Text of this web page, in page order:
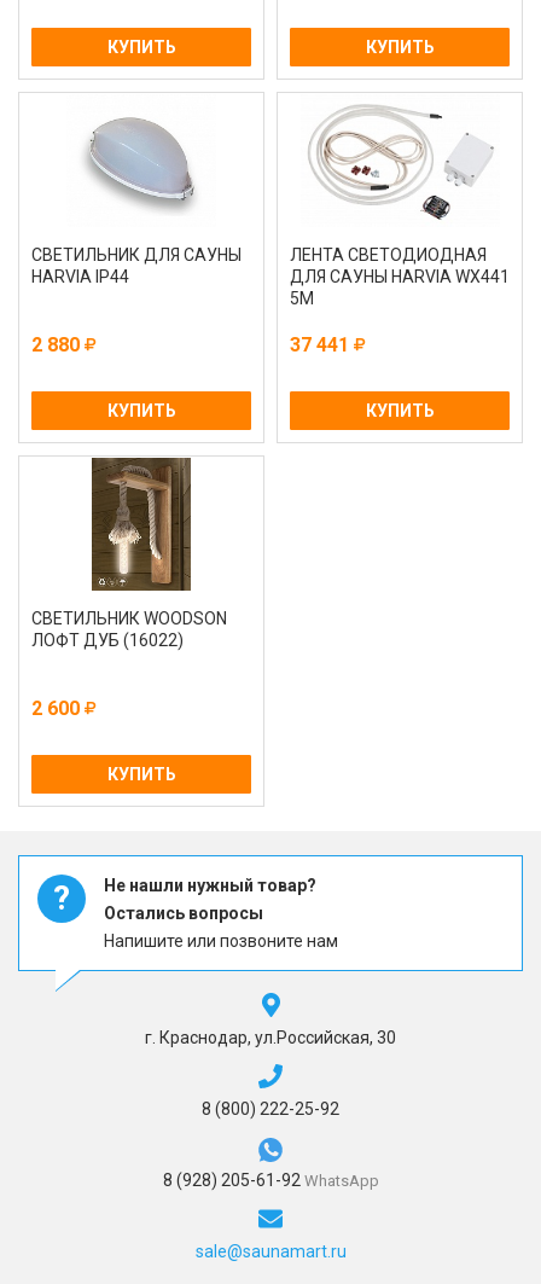
КУПИТЬ КУПИТЬ
СВЕТИЛЬНИК ДЛЯ САУНЫ
HARVIA IP44
2 880
КУПИТЬ
ЛЕНТА СВЕТОДИОДНАЯ
ДЛЯ САУНЫ HARVIA WX441
5М
37 441
КУПИТЬ
СВЕТИЛЬНИК WOODSON
ЛОФТ ДУБ (16022)
2 600
КУПИТЬ
?
Не нашли нужный товар?
Остались вопросы
Напишите или позвоните нам
г. Краснодар, ул.Российская, 30
8 (800) 222-25-92
8 (928) 205-61-92 WhatsApp
sale@saunamart.ru